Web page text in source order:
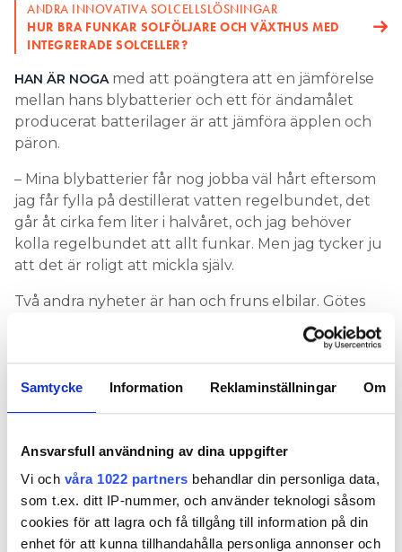
Samtycke Information Reklaminställningar Om
Ansvarsfull användning av dina uppgifter
Vi och våra 1022 partners behandlar din personliga data,
som t.ex. ditt IP-nummer, och använder teknologi såsom
cookies för att lagra och få tillgång till information på din
enhet för att kunna tillhandahålla personliga annonser och
ANDRA INNOVATIVA SOLCELLSLÖSNINGAR
HUR BRA FUNKAR SOLFÖLJARE OCH VÄXTHUS MED
INTEGRERADE SOLCELLER?
HAN ÄR NOGA med att poängtera att en jämförelse
mellan hans blybatterier och ett för ändamålet
producerat batterilager är att jämföra äpplen och
päron.
– Mina blybatterier får nog jobba väl hårt eftersom
jag får fylla på destillerat vatten regelbundet, det
går åt cirka fem liter i halvåret, och jag behöver
kolla regelbundet att allt funkar. Men jag tycker ju
att det är roligt att mickla själv.
Två andra nyheter är han och fruns elbilar. Götes
Renault Kangoo köptes begagnad, har gått 5 000
mil, är 10 år och rullar som jobbarbil. Hustruns
Kristina Axelssons Kia Eniro köptes ny och har nu
gått 4 000 mil.
gassar på, det är bara som regel under december–
bränsle till bilarna. Det är det roligaste av alltihopa,
att man kan köra på eget fordonsbränsle!